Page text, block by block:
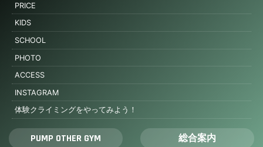
PRICE
KIDS
SCHOOL
PHOTO
ACCESS
INSTAGRAM
体験クライミングをやってみよう！
PUMP OTHER GYM 総合案内